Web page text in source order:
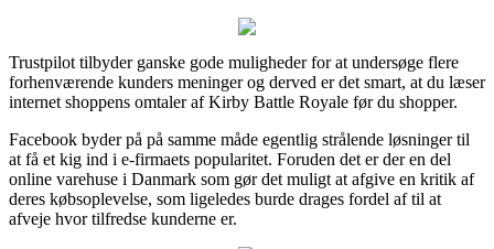
Trustpilot tilbyder ganske gode muligheder for at undersøge flere
forhenværende kunders meninger og derved er det smart, at du læser
internet shoppens omtaler af Kirby Battle Royale før du shopper.
Facebook byder på på samme måde egentlig strålende løsninger til
at få et kig ind i e-firmaets popularitet. Foruden det er der en del
online varehuse i Danmark som gør det muligt at afgive en kritik af
deres købsoplevelse, som ligeledes burde drages fordel af til at
afveje hvor tilfredse kunderne er.